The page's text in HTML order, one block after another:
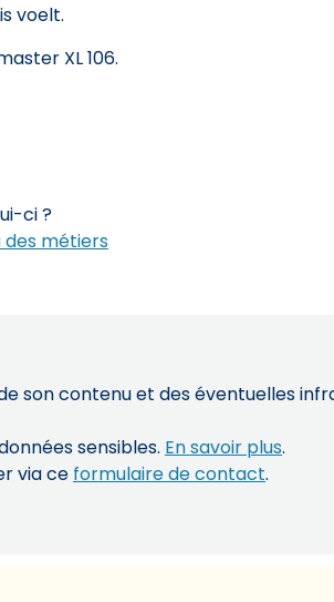
voelt.
XL 106.
ci ?
des métiers
son contenu et des éventuelles
sensibles. En savoir plus.
via ce formulaire de contact.